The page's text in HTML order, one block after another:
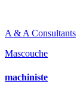
A & A Consultants
Mascouche
machiniste